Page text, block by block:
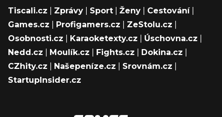
Tiscali.cz Zprávy Sport Ženy Cestování|
Games.cz
Profigamers.cz ZeStolu.cz
Osobnosti.cz
Karaoketexty.cz Úschovna.cz
Nedd.cz
Moulík.cz Fights.cz Dokina.cz
CZhity.cz
Našepeníze.cz Srovnám.cz
StartupInsider.cz